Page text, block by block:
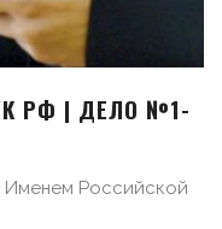
РФ | ДЕЛО №1-
Российской